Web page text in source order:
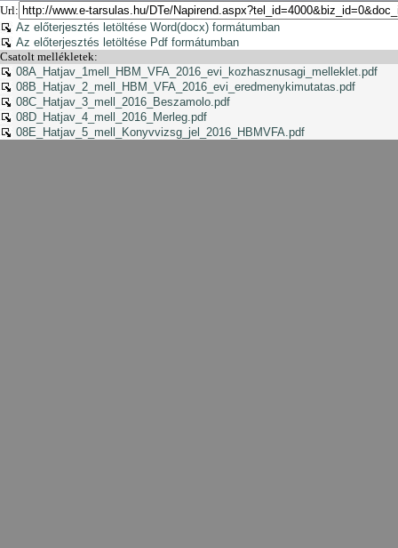
Url:
Az előterjesztés letöltése Word(docx) formátumban
Az előterjesztés letöltése Pdf formátumban
Csatolt mellékletek:
08A_Hatjav_1mell_HBM_VFA_2016_evi_kozhasznusagi_melleklet.pdf
08B_Hatjav_2_mell_HBM_VFA_2016_evi_eredmenykimutatas.pdf
08C_Hatjav_3_mell_2016_Beszamolo.pdf
08D_Hatjav_4_mell_2016_Merleg.pdf
08E_Hatjav_5_mell_Konyvvizsg_jel_2016_HBMVFA.pdf